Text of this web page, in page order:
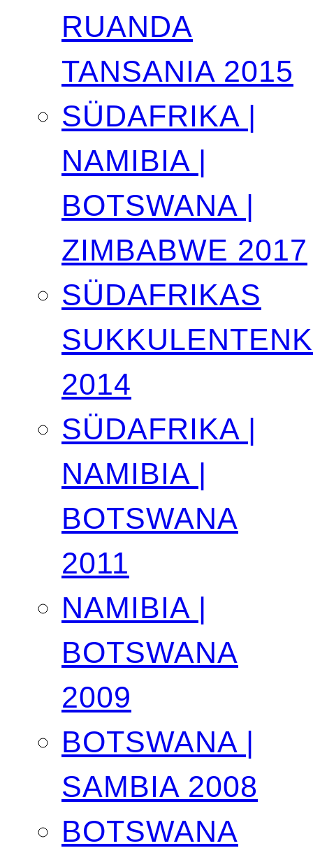
RUANDA
TANSANIA 2015
SÜDAFRIKA |
NAMIBIA |
BOTSWANA |
ZIMBABWE 2017
SÜDAFRIKAS
2014
SÜDAFRIKA |
NAMIBIA |
BOTSWANA
2011
NAMIBIA |
BOTSWANA
2009
BOTSWANA |
SAMBIA 2008
BOTSWANA